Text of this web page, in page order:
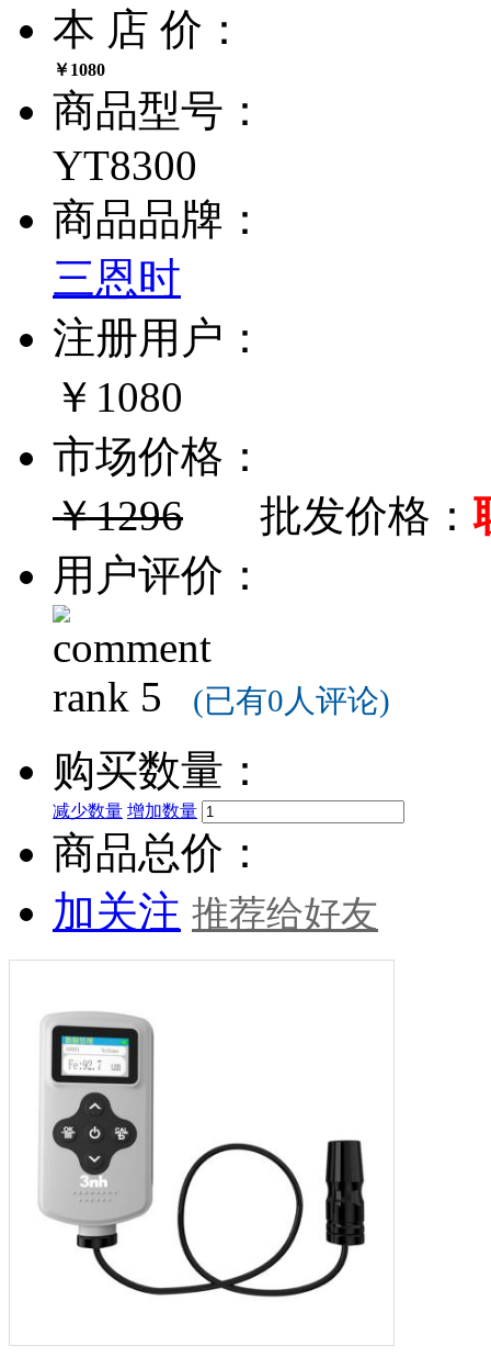
本 店 价：
￥1080
商品型号：
YT8300
商品品牌：
三恩时
注册用户：
￥1080
市场价格：
￥1296
批发价格：
用户评价：
(已有0人评论)
购买数量：
减少数量 增加数量
商品总价：
加关注 推荐给好友